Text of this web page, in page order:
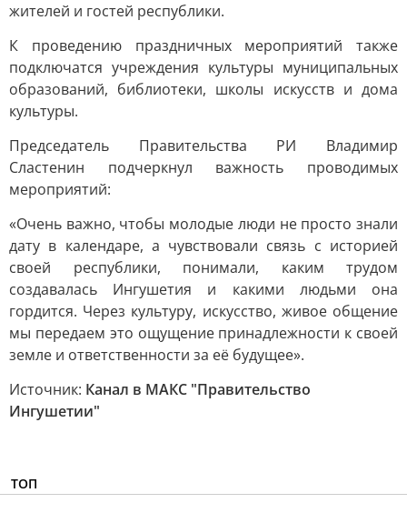
жителей и гостей республики.
К проведению праздничных мероприятий также
подключатся учреждения культуры муниципальных
образований, библиотеки, школы искусств и дома
культуры.
Председатель Правительства РИ Владимир
Сластенин подчеркнул важность проводимых
мероприятий:
«Очень важно, чтобы молодые люди не просто знали
дату в календаре, а чувствовали связь с историей
своей республики, понимали, каким трудом
создавалась Ингушетия и какими людьми она
гордится. Через культуру, искусство, живое общение
мы передаем это ощущение принадлежности к своей
земле и ответственности за её будущее».
Источник: Канал в МАКС "Правительство
Ингушетии"
ТОП